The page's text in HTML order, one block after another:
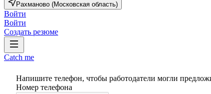
Рахманово (Московская область)
Войти
Войти
Создать резюме
Catch me
Напишите телефон, чтобы работодатели могли
Номер телефона